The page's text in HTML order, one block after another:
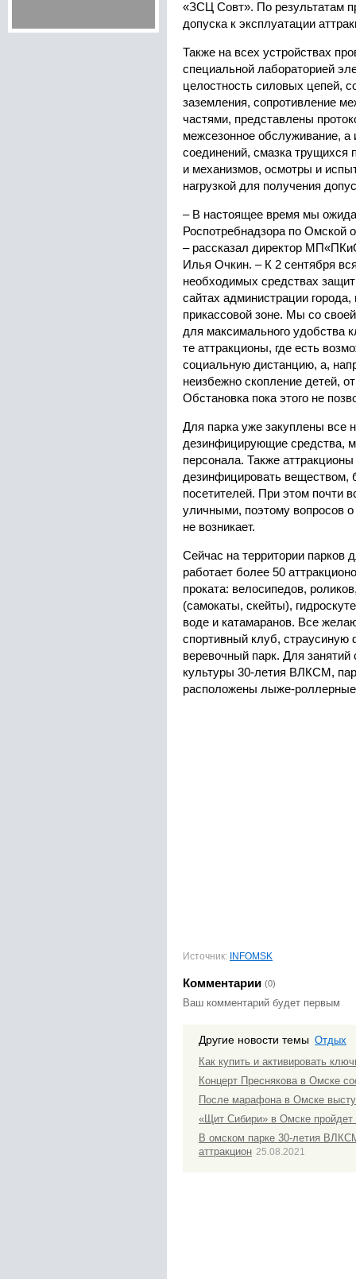
«ЗСЦ Совт». По результатам
допуска к эксплуатации
Также на всех устройствах
специальной лабораторией
целостность силовых цепей,
заземления, сопротивление
частями, представлены
межсезонное обслуживание, а
соединений, смазка трущихся
и механизмов, осмотры и
нагрузкой для получения
– В настоящее время мы
Роспотребнадзора по Омской
– рассказал директор
Илья Очкин. – К 2 сентября
необходимых средствах
сайтах администрации города,
прикассовой зоне. Мы со
для максимального удобства
те аттракционы, где есть
социальную дистанцию, а,
неизбежно скопление детей,
Обстановка пока этого не
Для парка уже закуплены все
дезинфицирующие средства,
персонала. Также
дезинфицировать веществом,
посетителей. При этом почти
уличными, поэтому вопросов
не возникает.
Сейчас на территории парков
работает более 50
проката: велосипедов,
(самокаты, скейты),
воде и катамаранов. Все
спортивный клуб, страусиную
веревочный парк. Для занятий
культуры 30-летия ВЛКСМ,
расположены лыже-
Источник: INFOMSK
Комментарии (0)
Ваш комментарий будет первым
Другие новости темы Отдых
Как купить и активировать
Концерт Преснякова в Омске
После марафона в Омске
«Щит Сибири» в Омске
В омском парке 30-летия
аттракцион 25.08.2021